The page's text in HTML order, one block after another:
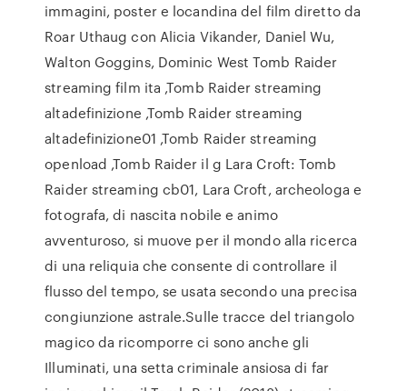
immagini, poster e locandina del film diretto da
Roar Uthaug con Alicia Vikander, Daniel Wu,
Walton Goggins, Dominic West Tomb Raider
streaming film ita ,Tomb Raider streaming
altadefinizione ,Tomb Raider streaming
altadefinizione01 ,Tomb Raider streaming
openload ,Tomb Raider il g Lara Croft: Tomb
Raider streaming cb01, Lara Croft, archeologa e
fotografa, di nascita nobile e animo
avventuroso, si muove per il mondo alla ricerca
di una reliquia che consente di controllare il
flusso del tempo, se usata secondo una precisa
congiunzione astrale.Sulle tracce del triangolo
magico da ricomporre ci sono anche gli
Illuminati, una setta criminale ansiosa di far